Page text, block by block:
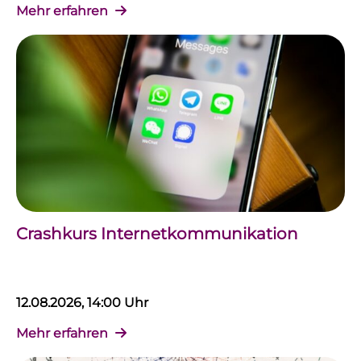
Mehr erfahren
Crashkurs Internetkommunikation
12.08.2026, 14:00 Uhr
Mehr erfahren